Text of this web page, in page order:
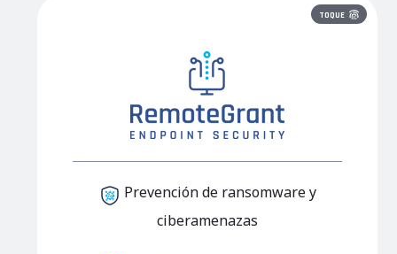
TOQUE
Prevención de ransomware y
ciberamenazas